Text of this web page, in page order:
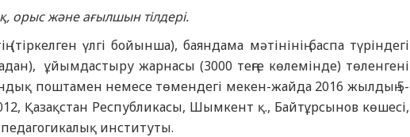
орыс және ағылшын тілдері.
үлгі бойынша), баяндама мәтінінің баспа түріндегі
ұйымдастыру жарнасы (3000 теңге көлемінде) төленгені
поштамен немесе төмендегі мекен-жайда 2016 жылдың 5-
Қазақстан Республикасы, Шымкент қ., Байтұрсынов көшесі,
педагогикалық институты.